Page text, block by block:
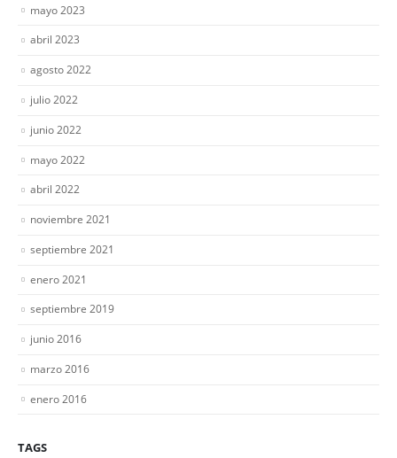
mayo 2023
abril 2023
agosto 2022
julio 2022
junio 2022
mayo 2022
abril 2022
noviembre 2021
septiembre 2021
enero 2021
septiembre 2019
junio 2016
marzo 2016
enero 2016
TAGS